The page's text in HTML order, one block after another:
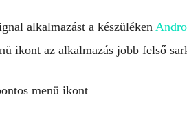
alkalmazást a készüléken
ikont az alkalmazás jobb felső